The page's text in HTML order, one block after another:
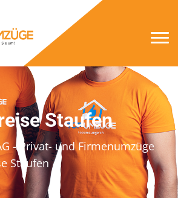
Staufen
- Privat- und Firmenumzüge
Staufen